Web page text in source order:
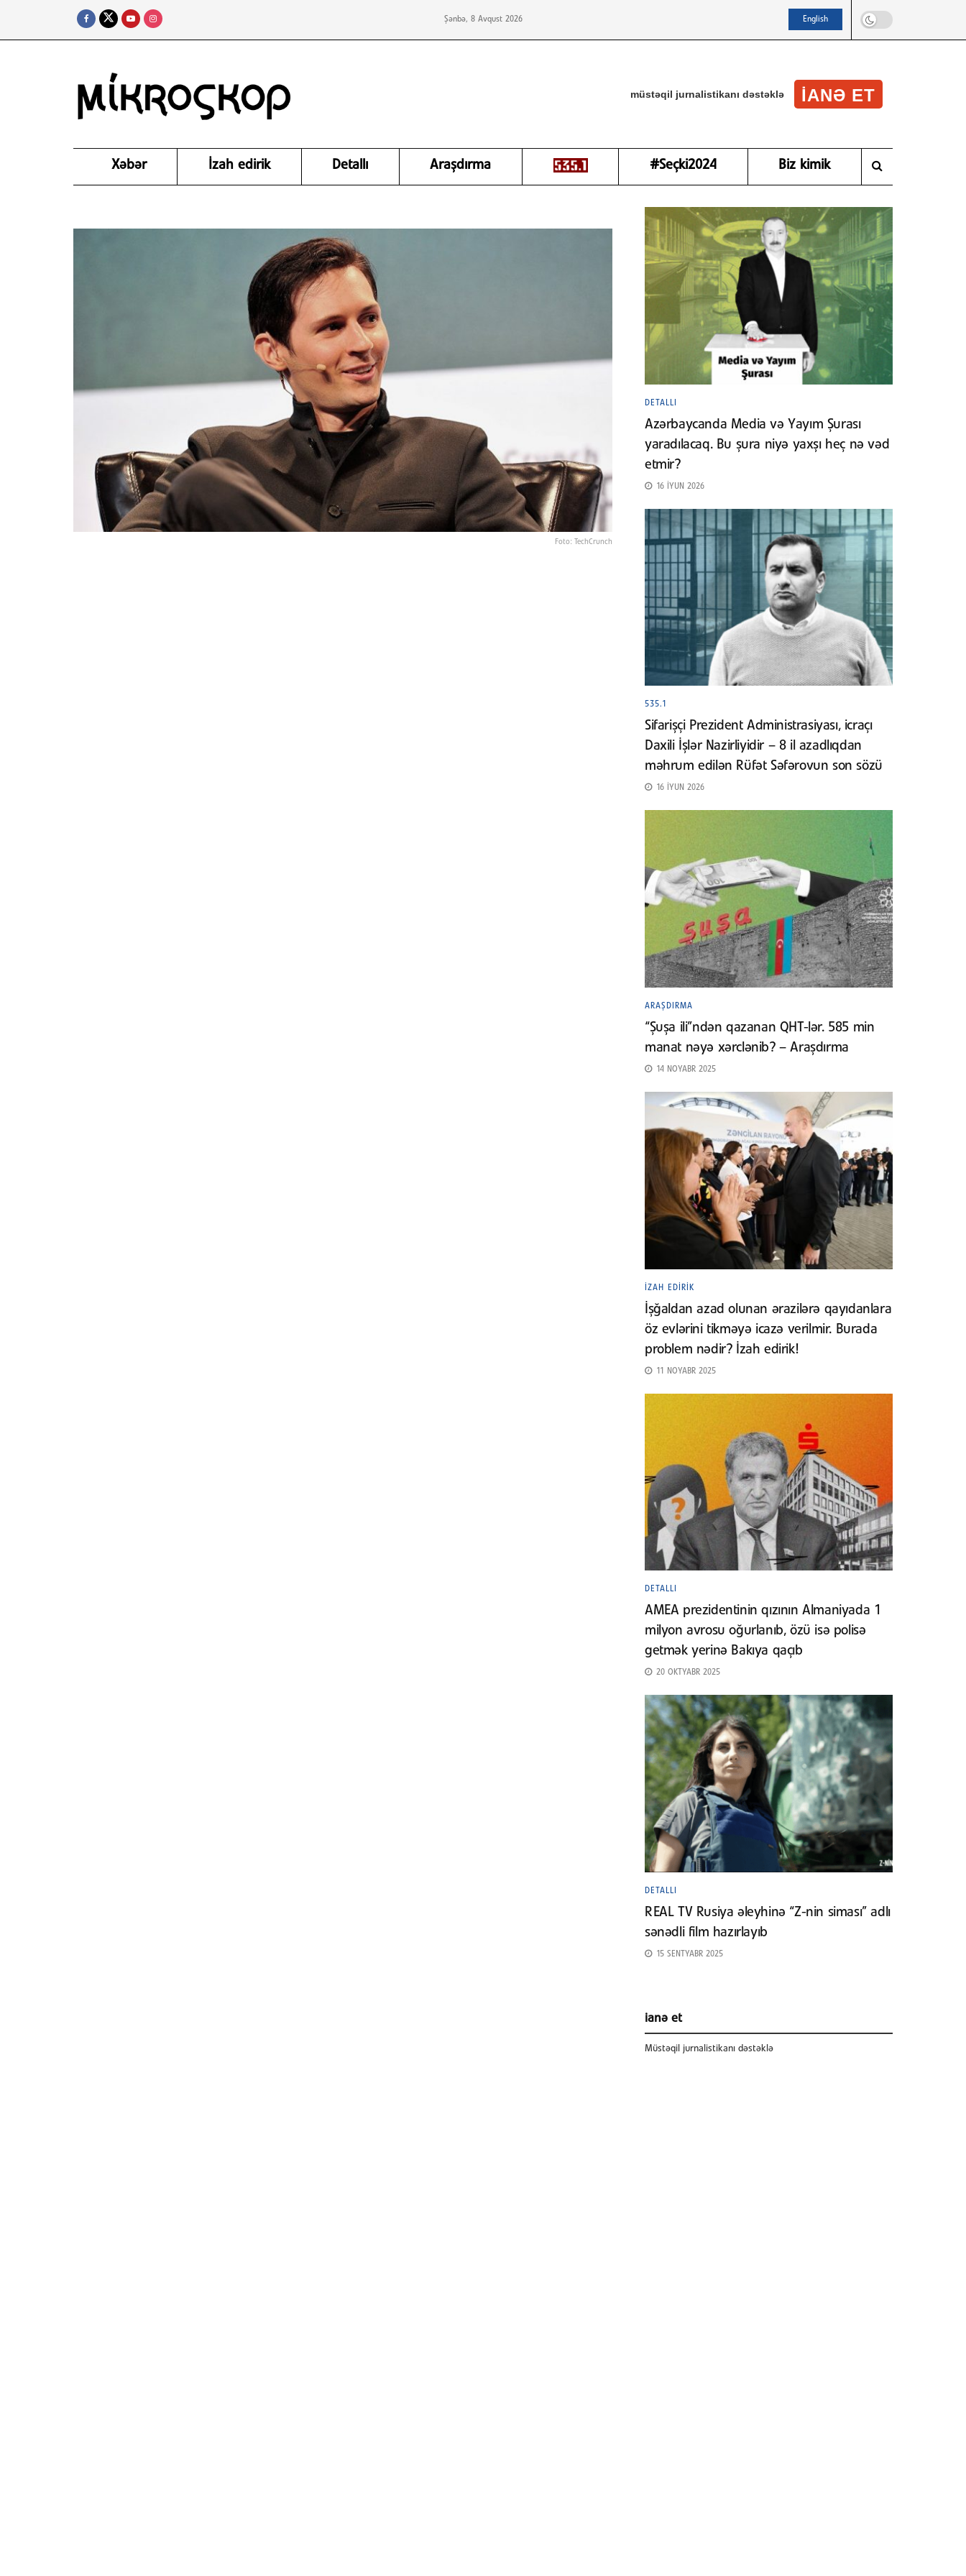
Şənbə, 8 Avqust 2026 English
müstəqil jurnalistikanı dəstəklə IANƏ ET
Xəbər İzah edirik Detallı Araşdırma #Seçki2024 Biz kimik
Foto: TechCrunch
DETALLI
Azərbaycanda Media və Yayım Şurası
yaradılacaq. Bu şura niyə yaxşı heç nə vəd
etmir?
16 İYUN 2026
535.1
Sifarişçi Prezident Administrasiyası, icraçı
Daxili İşlər Nazirliyidir – 8 il azadlıqdan
məhrum edilən Rüfət Səfərovun son sözü
16 İYUN 2026
ARAŞDIRMA
“Şuşa ili”ndən qazanan QHT-lər. 585 min
manat nəyə xərclənib? – Araşdırma
14 NOYABR 2025
İZAH EDIRIK
İşğaldan azad olunan ərazilərə qayıdanlara
öz evlərini tikməyə icazə verilmir. Burada
problem nədir? İzah edirik!
11 NOYABR 2025
DETALLI
AMEA prezidentinin qızının Almaniyada 1
milyon avrosu oğurlanıb, özü isə polisə
getmək yerinə Bakıya qaçıb
20 OKTYABR 2025
DETALLI
REAL TV Rusiya əleyhinə “Z-nin siması” adlı
sənədli film hazırlayıb
15 SENTYABR 2025
ianə et
Müstəqil jurnalistikanı dəstəklə